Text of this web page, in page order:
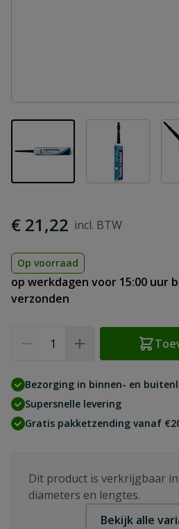
View larger imageView larger
€ 21,22
Op voorraad
op werkdagen voor 15:00 uur
verzonden
Bezorging in binnen- en
Supersnelle levering
Gratis pakketzending vanaf
Dit product is verkrijgbaar
diameters en lengtes.
Bekijk alle